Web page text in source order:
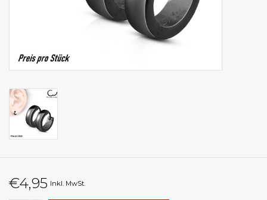
€4,95 Inkl. MwSt.